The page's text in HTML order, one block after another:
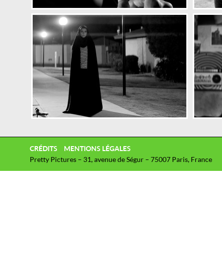
CRÉDITS
MENTIONS LÉGALES
Pretty Pictures – 31, avenue de Ségur – 75007 Paris, France